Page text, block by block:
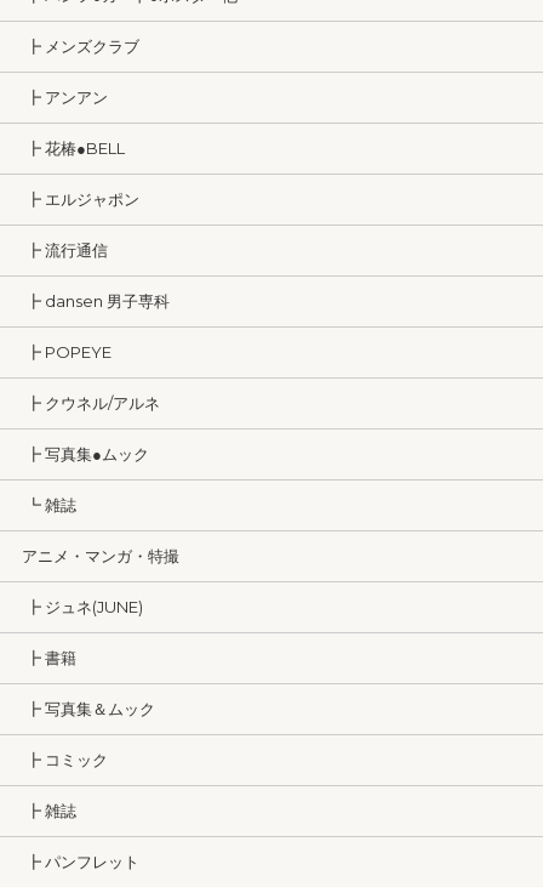
┣ メンズクラブ
┣ アンアン
┣ 花椿●BELL
┣ エルジャポン
┣ 流行通信
┣ dansen 男子専科
┣ POPEYE
┣ クウネル/アルネ
┣ 写真集●ムック
┗ 雑誌
アニメ・マンガ・特撮
┣ ジュネ(JUNE)
┣ 書籍
┣ 写真集＆ムック
┣ コミック
┣ 雑誌
┣ パンフレット